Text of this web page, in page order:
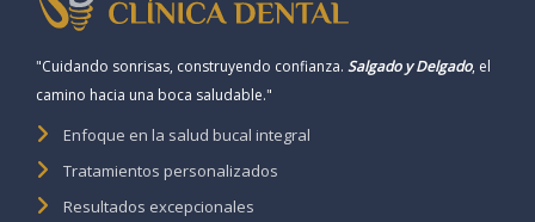
"Cuidando sonrisas, construyendo confianza. Salgado y Delgado, el
camino hacia una boca saludable."
Enfoque en la salud bucal integral
Tratamientos personalizados
Resultados excepcionales